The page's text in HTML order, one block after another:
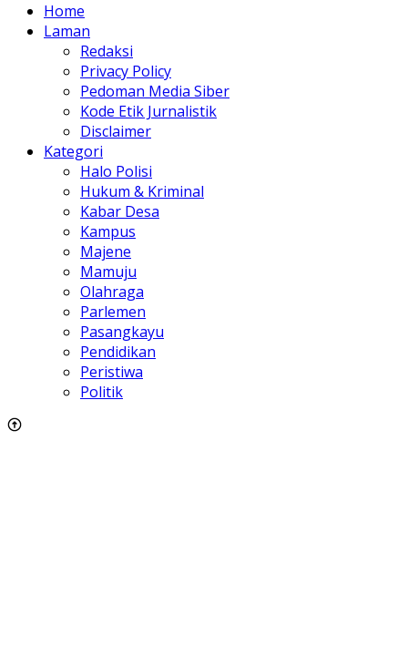
Home
Laman
Redaksi
Privacy Policy
Pedoman Media Siber
Kode Etik Jurnalistik
Disclaimer
Kategori
Halo Polisi
Hukum & Kriminal
Kabar Desa
Kampus
Majene
Mamuju
Olahraga
Parlemen
Pasangkayu
Pendidikan
Peristiwa
Politik